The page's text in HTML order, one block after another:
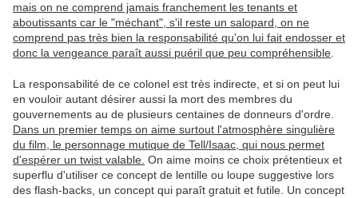
mais on ne comprend jamais franchement les tenants et
aboutissants car le "méchant", s'il reste un salopard, on ne
comprend pas très bien la responsabilité qu'on lui fait endosser et
donc la vengeance paraît aussi puéril que peu compréhensible
La responsabilité de ce colonel est très indirecte, et si on peut lui
en vouloir autant désirer aussi la mort des membres du
gouvernements au de plusieurs centaines de donneurs d'ordre.
Dans un premier temps on aime surtout l'atmosphère singulière
du film, le personnage mutique de Tell/Isaac, qui nous permet
d'espérer un twist valable. On aime moins ce choix prétentieux et
superflu d'utiliser ce concept de lentille ou loupe suggestive lors
des flash-backs, un concept qui paraît gratuit et futile. Un concept